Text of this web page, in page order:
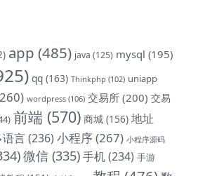
app (485) java (125) mysql (195)
qq (163) Thinkphp (102) uniapp
wordpress (106) 交易所 (200) 交易
前端 (570) 商城 (156) 地址
语言(236) 小程序(267) 小程序源码
微信 (335)手机(234) 手游